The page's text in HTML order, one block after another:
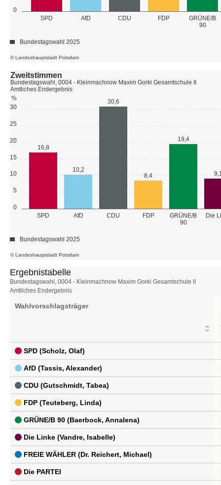
0
SPD AfD CDU FDP GRÜNE/B
90
© Landeshauptstadt Potsdam
Bundestagswahl 2025
0
5
10
15
20
25
30
%
SPD AfD CDU FDP GRÜNE/B
90
Die
16,8
10,2
30,6
8,4
19,4
© Landeshauptstadt Potsdam
Zweitstimmen
Bundestagswahl, 0004 - Kleinmachnow Maxim Gorki Gesamtschule II
Amtliches Endergebnis
Bundestagswahl 2025
Ergebnistabelle
Ergebnistabelle
Bundestagswahl, 0004 - Kleinmachnow Maxim Gorki Gesamtschule II
Amtliches Endergebnis
Wahlvorschlagsträger
SPD (Scholz, Olaf)
AfD (Tassis, Alexander)
CDU (Gutschmidt, Tabea)
FDP (Teuteberg, Linda)
GRÜNE/B 90 (Baerbock, Annalena)
Die Linke (Vandre, Isabelle)
FREIE WÄHLER (Dr. Reichert, Michael)
Die PARTEI